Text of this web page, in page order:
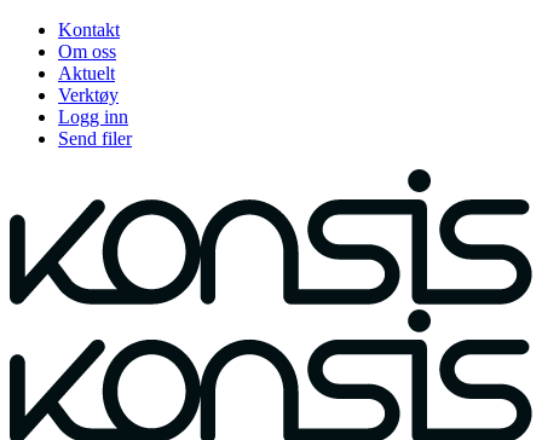
Kontakt
Om oss
Aktuelt
Verktøy
Logg inn
Send filer